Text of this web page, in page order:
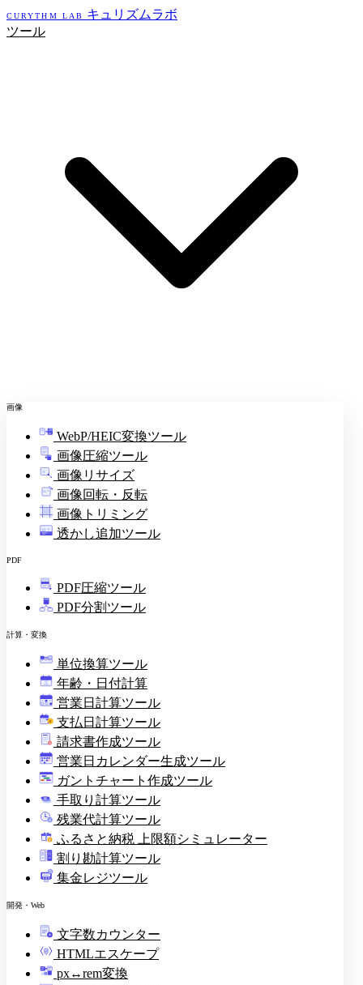
CURYTHM LAB
キュリズムラボ
ツール
画像
WebP/HEIC変換ツール
画像圧縮ツール
画像リサイズ
画像回転・反転
画像トリミング
透かし追加ツール
PDF
PDF圧縮ツール
PDF分割ツール
計算・変換
単位換算ツール
年齢・日付計算
営業日計算ツール
¥ 支払日計算ツール
印
請求書作成ツール
営業日カレンダー生成ツール
ガントチャート作成ツール
手取り計算ツール
残業代計算ツール
ふるさと納税 上限額シミュレーター
割り勘計算ツール
集金レジツール
開発・Web
文字数カウンター
HTMLエスケープ
px↔rem変換